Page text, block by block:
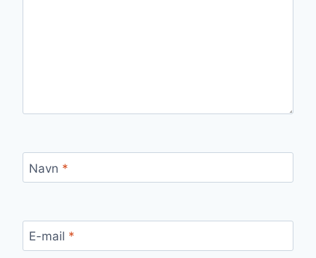
Navn *
E-mail *